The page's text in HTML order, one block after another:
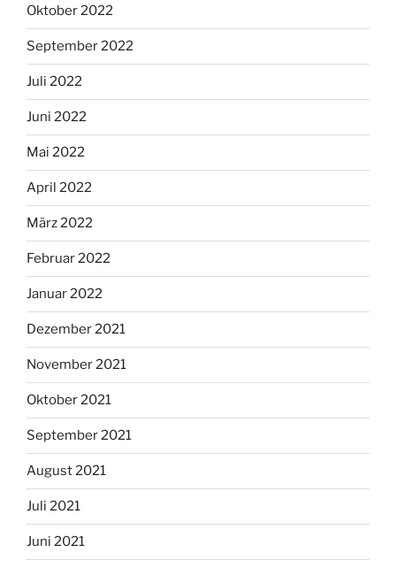
Oktober 2022
September 2022
Juli 2022
Juni 2022
Mai 2022
April 2022
März 2022
Februar 2022
Januar 2022
Dezember 2021
November 2021
Oktober 2021
September 2021
August 2021
Juli 2021
Juni 2021